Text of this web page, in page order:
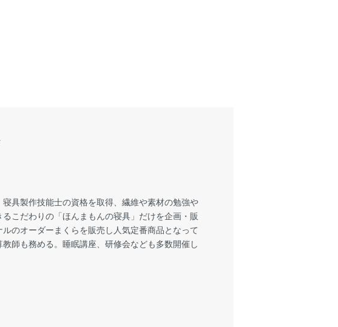
具製作技能士の資格を取得、繊維や素材の勉強や
こだわりの「ほんまもんの寝具」だけを企画・販
のオーダーまくらを販売し人気定番商品となって
師も務める。睡眠講座、研修会なども多数開催し